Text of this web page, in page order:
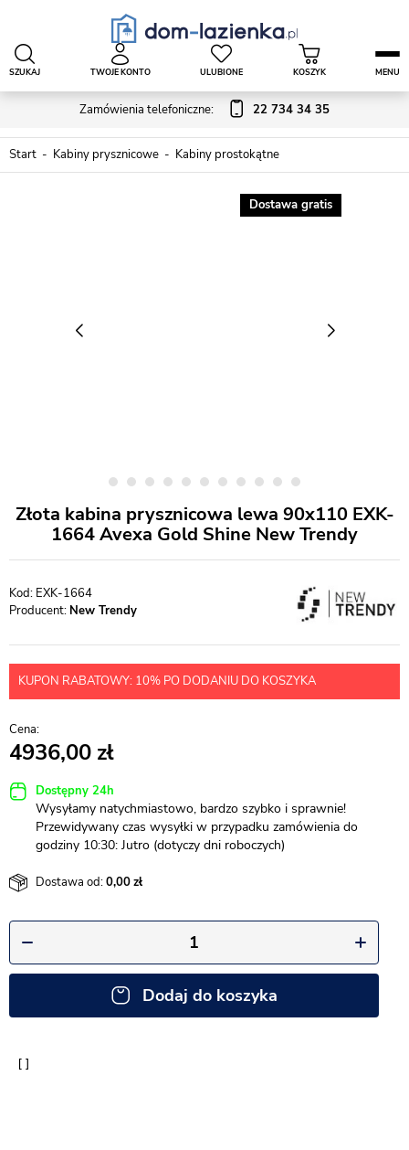
Zamówienia telefoniczne: 22 734 34 35
SZUKAJ TWOJE KONTO ULUBIONE KOSZYK MENU
Start Kabiny prysznicowe Kabiny prostokątne
Dostawa gratis
Złota kabina prysznicowa lewa 90x110 EXK-
1664 Avexa Gold Shine New Trendy
EXK-1664
Producent: New Trendy
KUPON RABATOWY: 10% PO DODANIU DO KOSZYKA
4936,00
Dostępny 24h
Wysyłamy natychmiastowo, bardzo szybko i sprawnie!
Przewidywany czas wysyłki w przypadku zamówienia do
godziny 10:30: Jutro (dotyczy dni roboczych)
Dostawa od:0,00
Dodaj do koszyka